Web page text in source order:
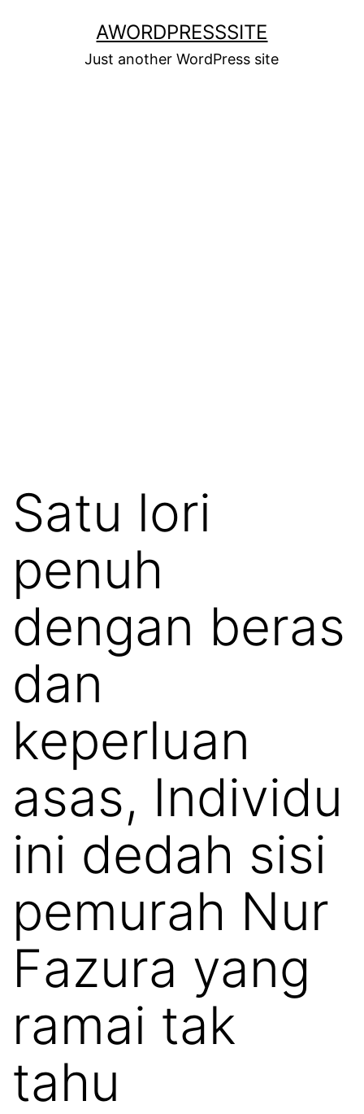
AWORDPRESSSITE
Just another WordPress site
Satu lori
penuh
dengan beras
dan
keperluan
asas, Individu
ini dedah sisi
pemurah Nur
Fazura yang
ramai tak
tahu